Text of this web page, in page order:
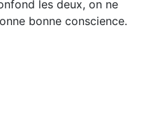
les deux, on ne
bonne conscience.